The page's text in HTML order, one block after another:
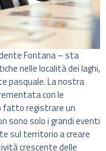
Fontana – sta
nelle località dei laghi,
pasquale. La nostra
con le
fatto registrare un
sono solo i grandi eventi
sul territorio a creare
crescente delle